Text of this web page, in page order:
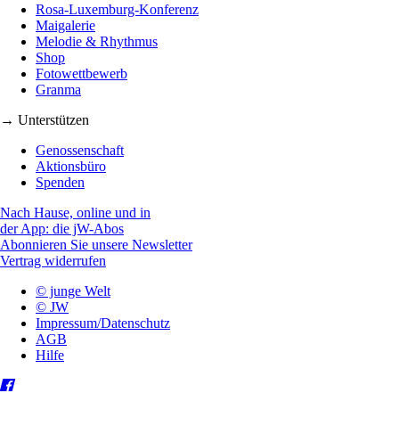
Rosa-Luxemburg-Konferenz
Maigalerie
Melodie & Rhythmus
Shop
Fotowettbewerb
Granma
→ Unterstützen
Genossenschaft
Aktionsbüro
Spenden
Nach Hause, online und in
der App: die jW-Abos
Abonnieren Sie unsere Newsletter
Vertrag widerrufen
© junge Welt
© JW
Impressum/Datenschutz
AGB
Hilfe